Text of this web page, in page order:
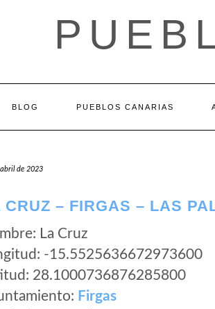
BLOG PUEBLOS CANARIAS
de 2023
CRUZ – FIRGAS – LAS
La Cruz
-15.5525636672973600
28.1000736876285800
Firgas